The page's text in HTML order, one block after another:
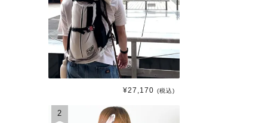
¥27,170 (税込)
2